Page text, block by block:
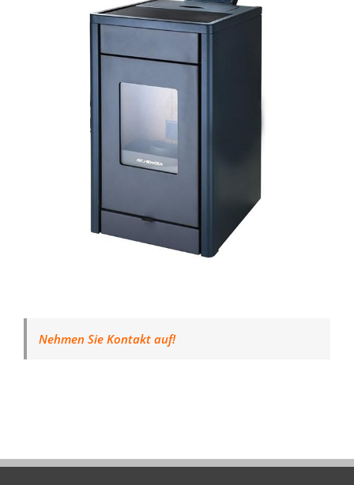
Nehmen Sie Kontakt auf!